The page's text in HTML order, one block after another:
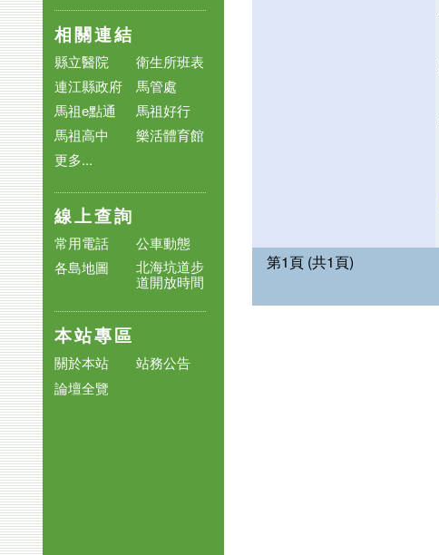
相關連結
縣立醫院
衛生所班表
連江縣政府
馬管處
馬祖e點通
馬祖好行
馬祖高中
樂活體育館
更多...
線上查詢
常用電話
公車動態
各島地圖
北海坑道步
道開放時間
本站專區
關於本站
站務公告
論壇全覽
第1頁 (共1頁)